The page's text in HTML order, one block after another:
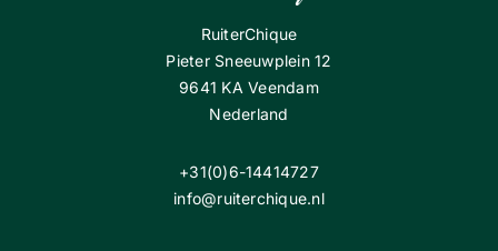
RuiterChique
Pieter Sneeuwplein 12
9641 KA Veendam
Nederland
+31(0)6-14414727
info@ruiterchique.nl